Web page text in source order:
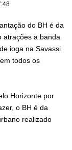
do BH é da
atrações a banda
ioga na Savassi
todos os
Horizonte por
o BH é da
realizado